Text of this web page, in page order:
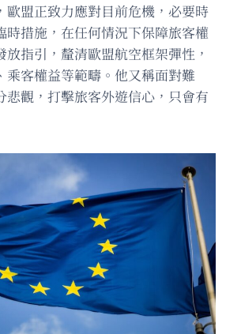
歐盟正致力應對目前危機，必要時
時措施，在任何情況下保障旅客權
指引，釐清歐盟航空框架彈性，
乘客權益等範疇。他又稱面對難
悲觀，打擊旅客外遊信心，只會有